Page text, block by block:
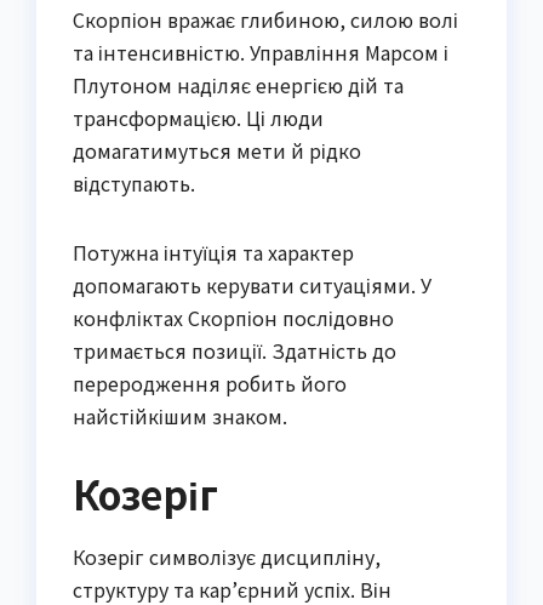
Скорпіон вражає глибиною, силою волі
та інтенсивністю. Управління Марсом і
Плутоном наділяє енергією дій та
трансформацією. Ці люди
домагатимуться мети й рідко
відступають.
Потужна інтуїція та характер
допомагають керувати ситуаціями. У
конфліктах Скорпіон послідовно
тримається позиції. Здатність до
переродження робить його
найстійкішим знаком.
Козеріг
Козеріг символізує дисципліну,
структуру та кар’єрний успіх. Він